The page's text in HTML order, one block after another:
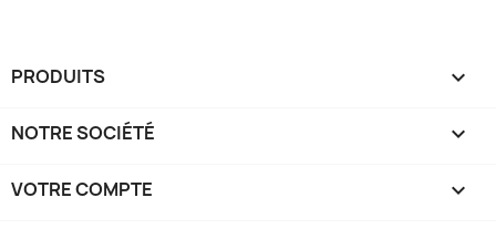
PRODUITS 
NOTRE SOCIÉTÉ 
VOTRE COMPTE 